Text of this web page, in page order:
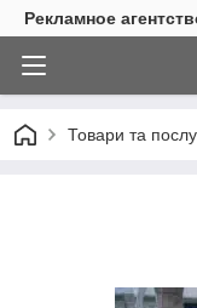
Рекламное
Товари та